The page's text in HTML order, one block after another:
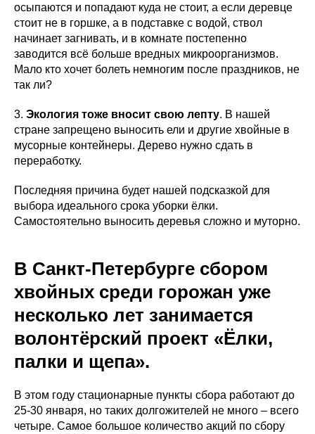
осыпаются и попадают куда не стоит, а если деревце
стоит не в горшке, а в подставке с водой, ствол
начинает загнивать, и в комнате постепенно
заводится всё больше вредных микроорганизмов.
Мало кто хочет болеть немногим после праздников, не
так ли?
3. Экология тоже вносит свою лепту. В нашей
стране запрещено выносить ели и другие хвойные в
мусорные контейнеры. Дерево нужно сдать в
переработку.
Последняя причина будет нашей подсказкой для
выбора идеального срока уборки ёлки.
Самостоятельно выносить деревья сложно и муторно.
В Санкт-Петербурге сбором
хвойных среди горожан уже
несколько лет занимается
волонтёрский проект «Ёлки,
палки и щепа».
В этом году стационарные пункты сбора работают до
25-30 января, но таких долгожителей не много – всего
четыре. Самое большое количество акций по сбору